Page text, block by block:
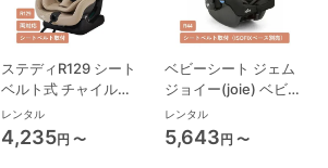
ステディR129 シート
ベルト式 チャイルド
シート ジョイー(joie)
レンタル
4,235円 〜
ベビーシート ジェム
ジョイー(joie) ベビー
シート
レンタル
5,643円 〜